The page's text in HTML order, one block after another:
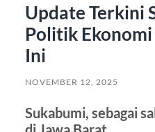
Update Terkini
Politik
Ini
NOVEMBER 12, 2025
Sukabumi, sebagai